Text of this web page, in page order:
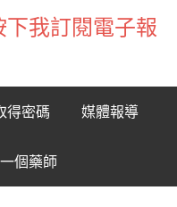
下我訂閱電子報
得密碼 媒體報導
個藥師